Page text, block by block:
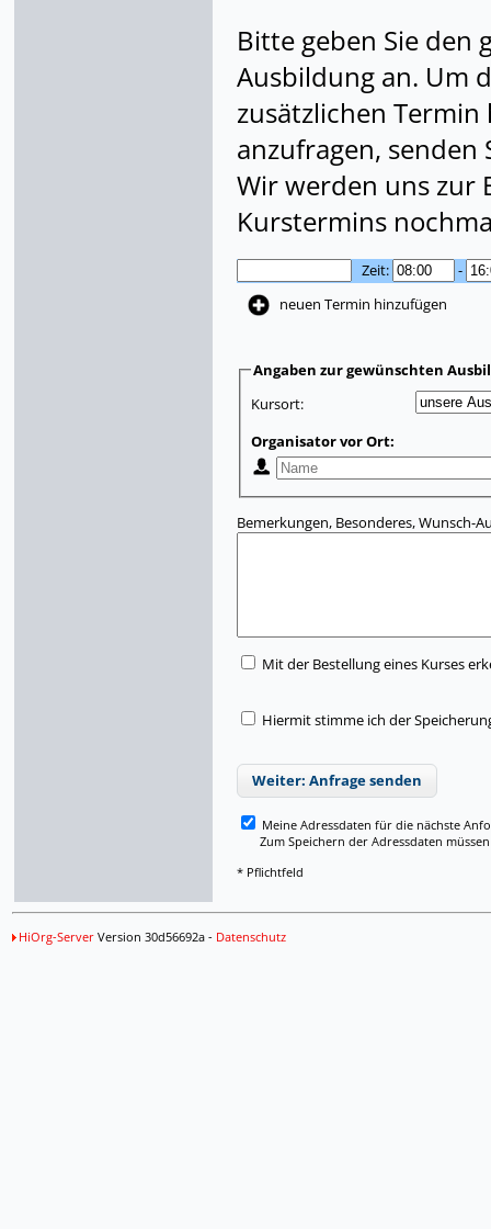
Bitte geben Sie den
Ausbildung an. Um
zusätzlichen
anzufragen, senden
Wir werden uns zur
Kurstermins
Zeit:
-
neuen Termin hinzufügen
Angaben zur gewünschten
Kursort:
Organisator vor Ort:
Bemerkungen, Besonderes, Wunsch-
Mit der Bestellung eines Kurses
Hiermit stimme ich der
Weiter: Anfrage senden
Meine Adressdaten für die nächste
Zum Speichern der Adressdaten müssen
* Pflichtfeld
HiOrg-ServerVersion 30d56692a - Datenschutz